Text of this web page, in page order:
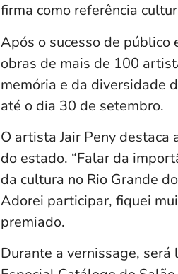
firma como referência
Após o sucesso de público
obras de mais de 100
memória e da diversidade
até o dia 30 de setembro.
O artista Jair Peny
do estado. “Falar da
da cultura no Rio Grande
Adorei participar, fiquei
premiado.
Durante a vernissage, será